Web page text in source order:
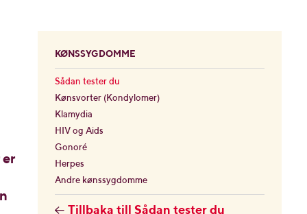
er
KØNSSYGDOMME
Sådan tester du
Kønsvorter (Kondylomer)
Klamydia
HIV og Aids
Gonoré
Herpes
Andre kønssygdomme
Tillbaka till Sådan tester du